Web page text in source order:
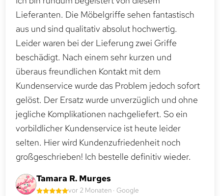
Lieferanten. Die Möbelgriffe sehen fantastisch
aus und sind qualitativ absolut hochwertig.
Leider waren bei der Lieferung zwei Griffe
beschädigt. Nach einem sehr kurzen und
überaus freundlichen Kontakt mit dem
Kundenservice wurde das Problem jedoch sofort
gelöst. Der Ersatz wurde unverzüglich und ohne
jegliche Komplikationen nachgeliefert. So ein
vorbildlicher Kundenservice ist heute leider
selten. Hier wird Kundenzufriedenheit noch
großgeschrieben! Ich bestelle definitiv wieder.
Tamara R. Murges
vor 2 Monaten · Google